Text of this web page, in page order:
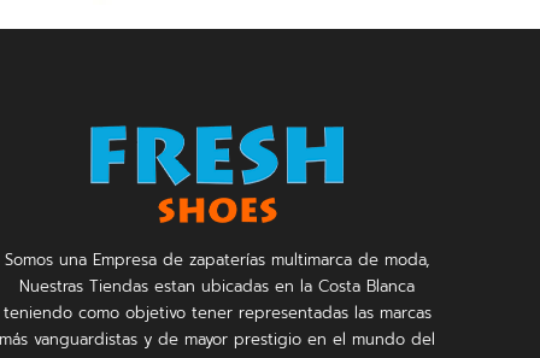
Somos una Empresa de zapaterías multimarca de moda,
Nuestras Tiendas estan ubicadas en la Costa Blanca
teniendo como objetivo tener representadas las marcas
más vanguardistas y de mayor prestigio en el mundo del